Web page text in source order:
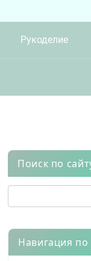
Рукоделие
Поиск по
Навигация по